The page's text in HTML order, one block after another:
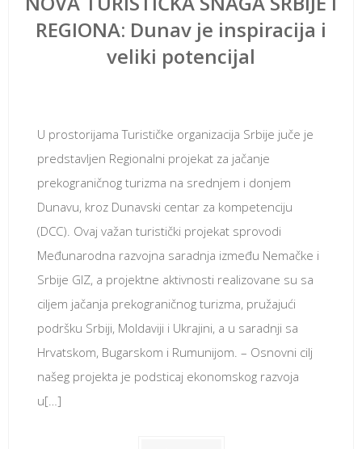
REGIONA: Dunav je inspiracija i
veliki potencijal
U prostorijama Turističke organizacija Srbije juče je
predstavljen Regionalni projekat za jačanje
prekograničnog turizma na srednjem i donjem
Dunavu, kroz Dunavski centar za kompetenciju
(DCC). Ovaj važan turistički projekat sprovodi
Međunarodna razvojna saradnja između Nemačke i
Srbije GIZ, a projektne aktivnosti realizovane su sa
ciljem jačanja prekograničnog turizma, pružajući
podršku Srbiji, Moldaviji i Ukrajini, a u saradnji sa
Hrvatskom, Bugarskom i Rumunijom. – Osnovni cilj
našeg projekta je podsticaj ekonomskog razvoja
u[…]